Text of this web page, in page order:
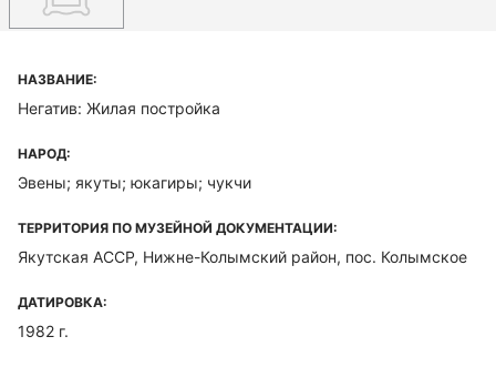
НАЗВАНИЕ:
Негатив: Жилая постройка
НАРОД:
Эвены; якуты; юкагиры; чукчи
ТЕРРИТОРИЯ ПО МУЗЕЙНОЙ ДОКУМЕНТАЦИИ:
Якутская ACCP, Нижне-Колымский район, пос. Колымское
ДАТИРОВКА:
1982 г.